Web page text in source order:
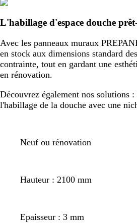
L'habillage d'espace douche
Avec les panneaux muraux
en stock aux dimensions standard
contrainte, tout en gardant une
en rénovation.
Découvrez également nos solutions :
l'habillage de la douche avec une
Neuf ou rénovation
Hauteur : 2100 mm
Epaisseur : 3 mm